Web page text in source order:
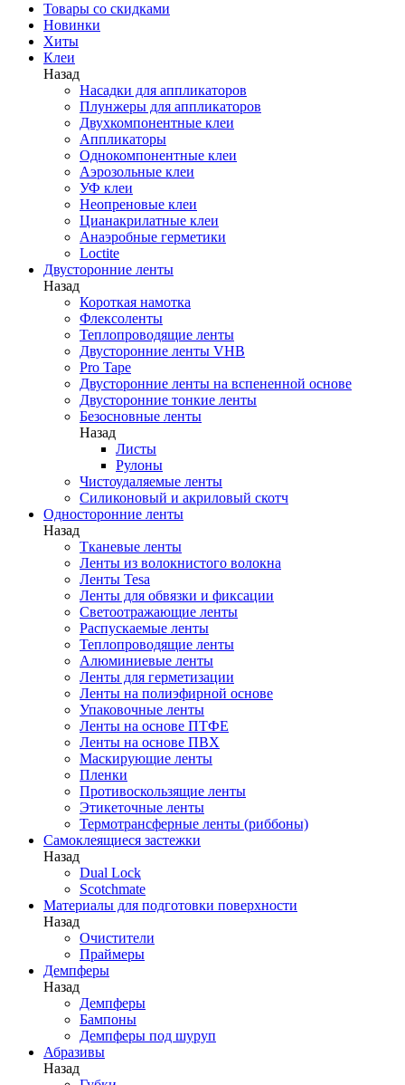
Товары со скидками
Новинки
Хиты
Клеи
Назад
Насадки для аппликаторов
Плунжеры для аппликаторов
Двухкомпонентные клеи
Аппликаторы
Однокомпонентные клеи
Аэрозольные клеи
УФ клеи
Неопреновые клеи
Цианакрилатные клеи
Анаэробные герметики
Loctite
Двусторонние ленты
Назад
Короткая намотка
Флексоленты
Теплопроводящие ленты
Двусторонние ленты VHB
Pro Tape
Двусторонние ленты на вспененной основе
Двусторонние тонкие ленты
Безосновные ленты
Назад
Листы
Рулоны
Чистоудаляемые ленты
Силиконовый и акриловый скотч
Односторонние ленты
Назад
Тканевые ленты
Ленты из волокнистого волокна
Ленты Tesa
Ленты для обвязки и фиксации
Светоотражающие ленты
Распускаемые ленты
Теплопроводящие ленты
Алюминиевые ленты
Ленты для герметизации
Ленты на полиэфирной основе
Упаковочные ленты
Ленты на основе ПТФЕ
Ленты на основе ПВХ
Маскирующие ленты
Пленки
Противоскользящие ленты
Этикеточные ленты
Термотрансферные ленты (риббоны)
Cамоклеящиеся застежки
Назад
Dual Lock
Scotchmate
Материалы для подготовки поверхности
Назад
Очистители
Праймеры
Демпферы
Назад
Демпферы
Бампоны
Демпферы под шуруп
Абразивы
Назад